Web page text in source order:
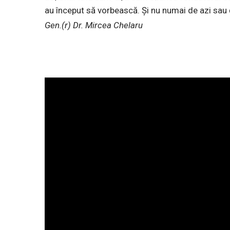
au început să vorbească. Și nu numai de azi sau
Gen.(r) Dr. Mircea Chelaru